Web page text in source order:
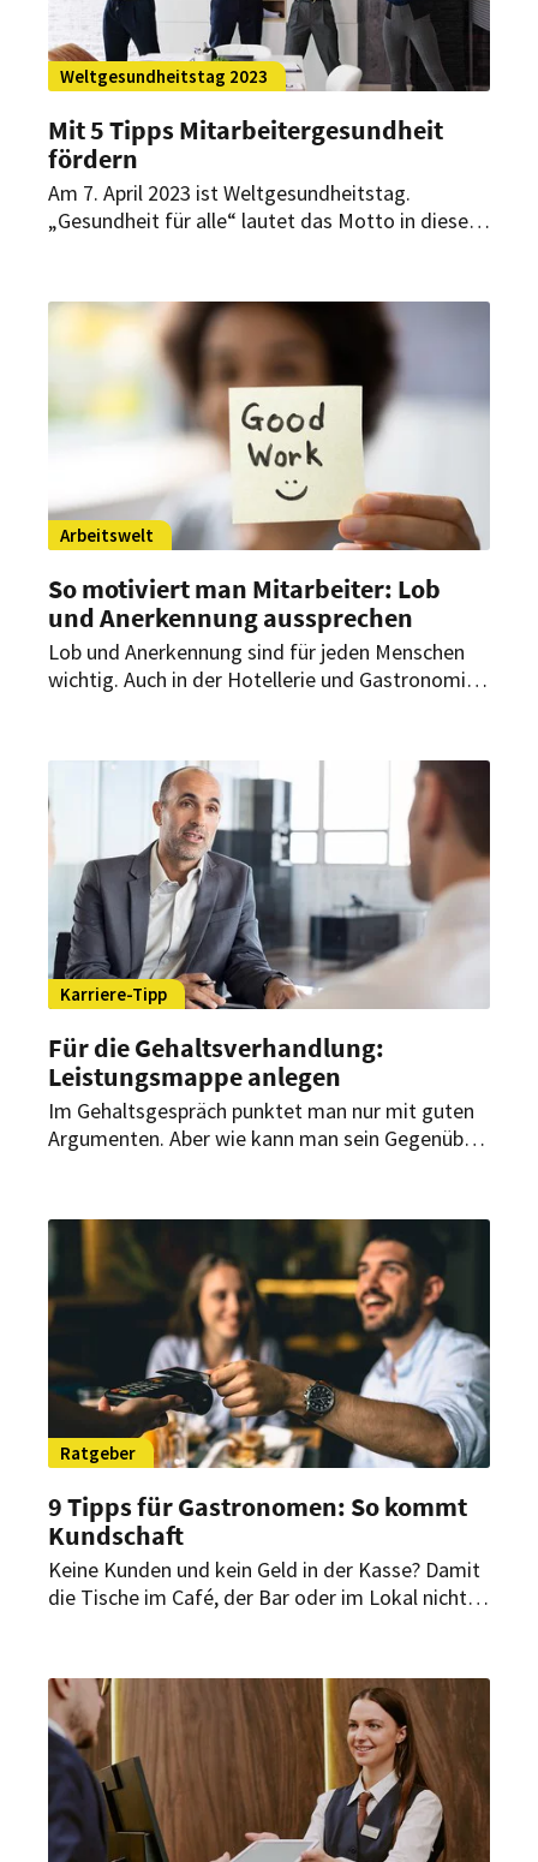
Weltgesundheitstag 2023
Mit 5 Tipps Mitarbeitergesundheit
fördern
Am 7. April 2023 ist Weltgesundheitstag.
„Gesundheit für alle“ lautet das Motto in diesem
Arbeitswelt
So motiviert man Mitarbeiter: Lob
und Anerkennung aussprechen
Lob und Anerkennung sind für jeden Menschen
wichtig. Auch in der Hotellerie und Gastronomie
motiviert, noch effizienter zu arbeiten.
Karriere-Tipp
Für die Gehaltsverhandlung:
Leistungsmappe anlegen
Im Gehaltsgespräch punktet man nur mit guten
Argumenten. Aber wie kann man sein Gegenüber
Ratgeber
9 Tipps für Gastronomen: So kommt
Kundschaft
Keine Kunden und kein Geld in der Kasse? Damit
die Tische im Café, der Bar oder im Lokal nicht